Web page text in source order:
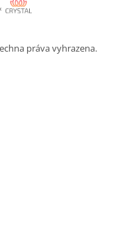
práva vyhrazena.